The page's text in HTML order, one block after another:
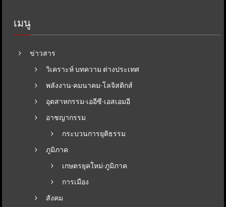
เมนู
ข่าวสาร
วิเคราะห์ บทความ ต่างประเทศ
พลังงาน-คมนาคม-โลจิสติกส์
อุตสาหกรรม-เออีซี-เอสเอมอี
อาชญากรรม
กระบวนการยุติธรรม
ภูมิภาค
เกษตรยุคใหม่-ภูมิภาค
การเมือง
สังคม